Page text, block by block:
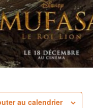
au calendrier